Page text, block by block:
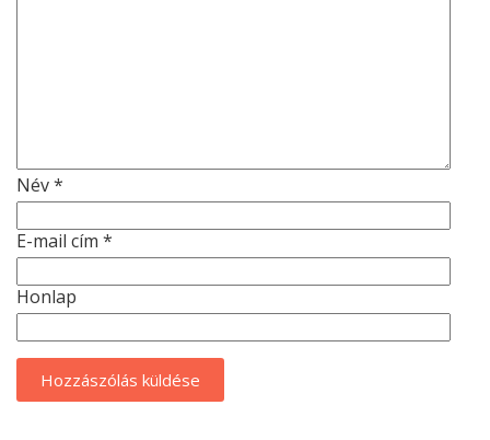
Név*
E-mail cím *
Honlap